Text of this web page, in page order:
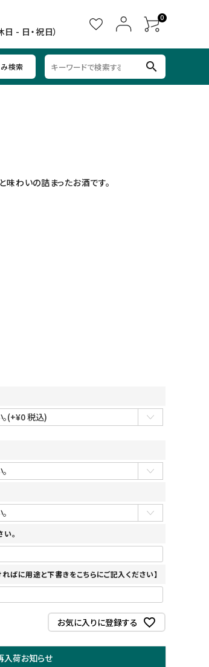
- 日・祝日）
0
検索 search
味わいの詰まったお酒です。
。
ばに用途と下書きをこちらにご記入ください】
お気に入りに登録する
入荷お知らせ